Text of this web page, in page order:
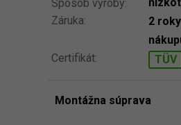
Spôsob výroby:
Záruka:
2
Certifikát:
TÜV
Montážna súprava